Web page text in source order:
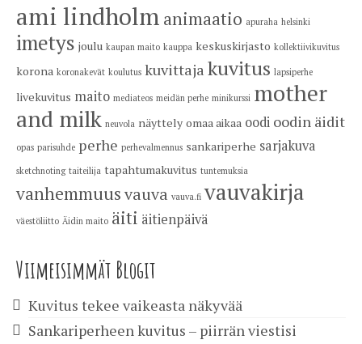
ami lindholm animaatio apuraha helsinki
imetys joulu kaupan maito kauppa keskuskirjasto kollektiivikuvitus
korona koronakevät koulutus kuvittaja kuvitus lapsiperhe
livekuvitus maito mediateos meidän perhe minikurssi mother
and milk neuvola näyttely omaa aikaa oodi oodin äidit
opas parisuhde perhe perhevalmennus sankariperhe sarjakuva
sketchnoting taiteilija tapahtumakuvitus tuntemuksia
vanhemmuusvauva vauva.fi vauvakirja
väestöliitto Äidin maito äiti äitienpäivä
Viimeisimmät Blogit
Kuvitus tekee vaikeasta näkyvää
Sankariperheen kuvitus – piirrän viestisi